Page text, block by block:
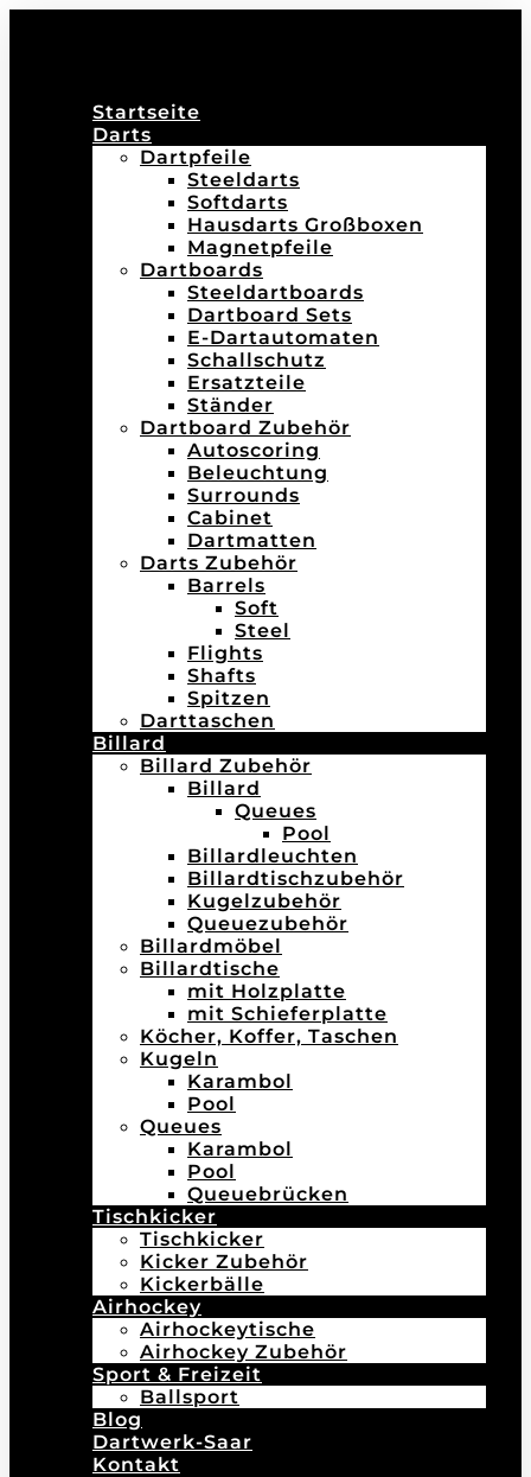
Startseite
Darts
Dartpfeile
Steeldarts
Softdarts
Hausdarts Großboxen
Magnetpfeile
Dartboards
Steeldartboards
Dartboard Sets
E-Dartautomaten
Schallschutz
Ersatzteile
Ständer
Dartboard Zubehör
Autoscoring
Beleuchtung
Surrounds
Cabinet
Dartmatten
Darts Zubehör
Barrels
Soft
Steel
Flights
Shafts
Spitzen
Darttaschen
Billard
Billard Zubehör
Billard
Queues
Pool
Billardleuchten
Billardtischzubehör
Kugelzubehör
Queuezubehör
Billardmöbel
Billardtische
mit Holzplatte
mit Schieferplatte
Köcher, Koffer, Taschen
Kugeln
Karambol
Pool
Queues
Karambol
Pool
Queuebrücken
Tischkicker
Tischkicker
Kicker Zubehör
Kickerbälle
Airhockey
Airhockeytische
Airhockey Zubehör
Sport & Freizeit
Ballsport
Blog
Dartwerk-Saar
Kontakt